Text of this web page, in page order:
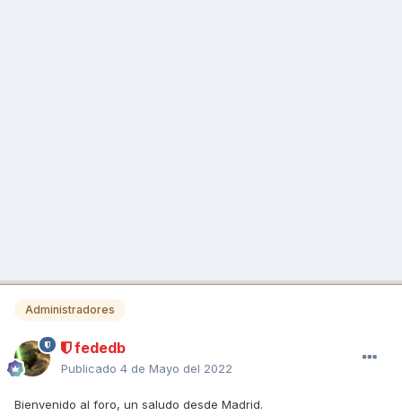
Administradores
fededb
Publicado 4 de Mayo del 2022
Bienvenido al foro, un saludo desde Madrid.